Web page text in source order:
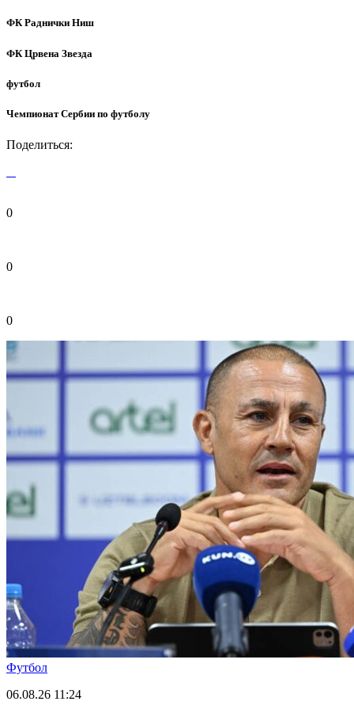
ФК Раднички Ниш
ФК Црвена Звезда
футбол
Чемпионат Сербии по футболу
Поделиться:
0
0
0
Футбол
06.08.26 11:24